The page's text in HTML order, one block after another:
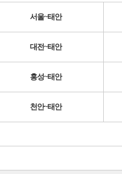
서울~태안
대전~태안
홍성~태안
천안~태안